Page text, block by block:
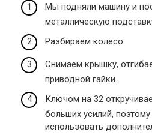
Мы подняли машину и
металлическую
Разбираем колесо.
Снимаем крышку,
приводной гайки.
Ключом на 32
больших усилий, поэтому
использовать